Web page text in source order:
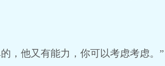
，他又有能力，你可以考虑考虑。”